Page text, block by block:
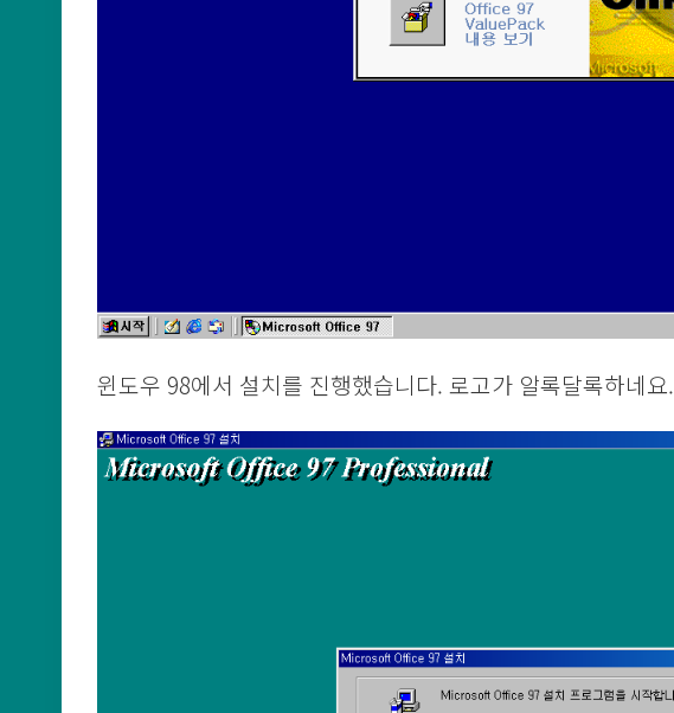
윈도우 98에서 설치를 진행했습니다. 로고가 알록달록하네요.